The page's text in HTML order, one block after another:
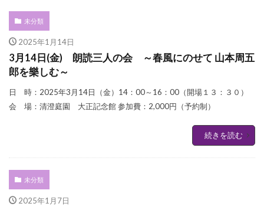
未分類
2025年1月14日
3月14日(金) 朗読三人の会 ～春風にのせて 山本周五
郎を樂しむ～
日 時：2025年3月14日（金）14：00～16：00（開場１３：３０）
会 場：清澄庭園 大正記念館 参加費：2,000円（予約制）
続きを読む
未分類
2025年1月7日